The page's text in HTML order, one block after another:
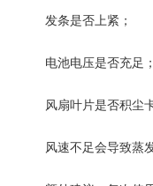
发条是否上紧；
电池电压是否充足；
风扇叶片是否积尘卡
风速不足会导致蒸发